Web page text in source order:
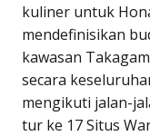
kuliner untuk
mendefinisikan
kawasan
secara
mengikuti jalan-
tur ke 17 Situs